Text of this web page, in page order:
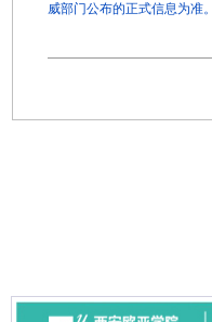
威部门公布的正式信息为准。